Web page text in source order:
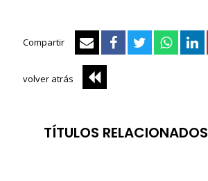
Compartir
volver atrás
TÍTULOS RELACIONADOS